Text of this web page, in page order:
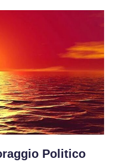
Politico